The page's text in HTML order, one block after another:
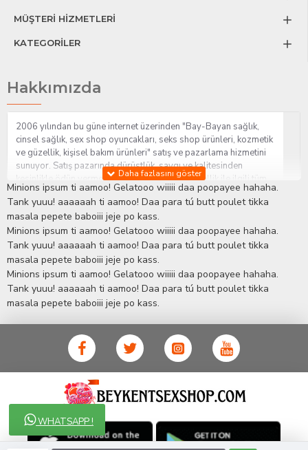
WHATSAPP !
MÜŞTERİ HİZMETLERİ
KATEGORİLER
Hakkımızda
2006 yılından bu güne internet üzerinden "Bay-Bayan sağlık,
cinsel sağlık, sex shop oyuncakları, seks shop ürünleri, kozmetik
ve güzellik, kişisel bakım ürünleri" satış ve pazarlama hizmetini
sunuyor. Satış pazarında dürüstlük, saygı ve kalitesinden
kesinlikle ödün vermeden hizmet sağlık ve güzellik ile ilgili tüm
sorularınıza anında cevap verebilen Yetkin ve uzman kadrosu ile
ihtiyaçlarınızı en uygun fiyat ve taksit seçenekleriyle karşılıyor.
İstanbul beylikdüzü Erotik Shop sitemizde insan odaklı çalışma
stratejimiz ile müşterilerimizin yaşamlarında mutlu, sağlıklı ve
bakımlı olmaları için onlara sağlık ve güzellik danışmanlığı
sağlıyoruz.Sex ShopAlışveriş sitemiz Erotik Shop sektöründeki
gelişmeleri ve yenilikleri çok yakından takip etmesi, yaklaşık
5000'e yakın geniş ürün yelpazesi ile Türkiye'de bu sektörde
kendi alanımızda en geniş ürün gurubuna sahip ender
mağazalardan biri olması, müşteri memnuniyetini her zaman ön
planda tutan yaklaşımcı ve yenilikçi servislerin geliştirilmesi
konusundaki becerileri ile kendisine Cinsel Ürün hayatında lider
ve kalıcı bir yer edinmiştir.
Minions ipsum ti aamoo! Gelatooo wiiiii daa poopayee hahaha.
Tank yuuu! aaaaaah ti aamoo! Daa para tú butt poulet tikka
masala pepete baboiii jeje po kass.
Minions ipsum ti aamoo! Gelatooo wiiiii daa poopayee hahaha.
Tank yuuu! aaaaaah ti aamoo! Daa para tú butt poulet tikka
masala pepete baboiii jeje po kass.
Minions ipsum ti aamoo! Gelatooo wiiiii daa poopayee hahaha.
Tank yuuu! aaaaaah ti aamoo! Daa para tú butt poulet tikka
masala pepete baboiii jeje po kass.